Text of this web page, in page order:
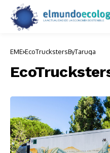
EME EcoTruckstersByTaruga